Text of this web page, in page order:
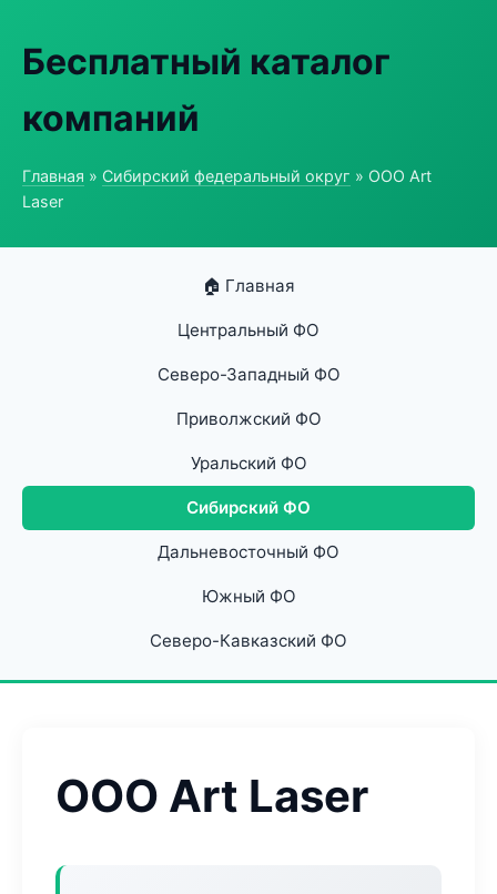
Бесплатный каталог
компаний
Главная » Сибирский федеральный округ » ООО Art
Laser
🏠 Главная
Центральный ФО
Северо-Западный ФО
Приволжский ФО
Уральский ФО
Сибирский ФО
Дальневосточный ФО
Южный ФО
Северо-Кавказский ФО
ООО Art Laser